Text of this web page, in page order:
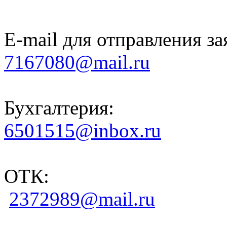
E-mail для отправления
7167080@mail.ru
Бухгалтерия:
6501515@inbox.ru
ОТК:
2372989@mail.ru